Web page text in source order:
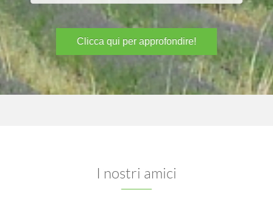
Clicca qui per approfondire!
I nostri amici